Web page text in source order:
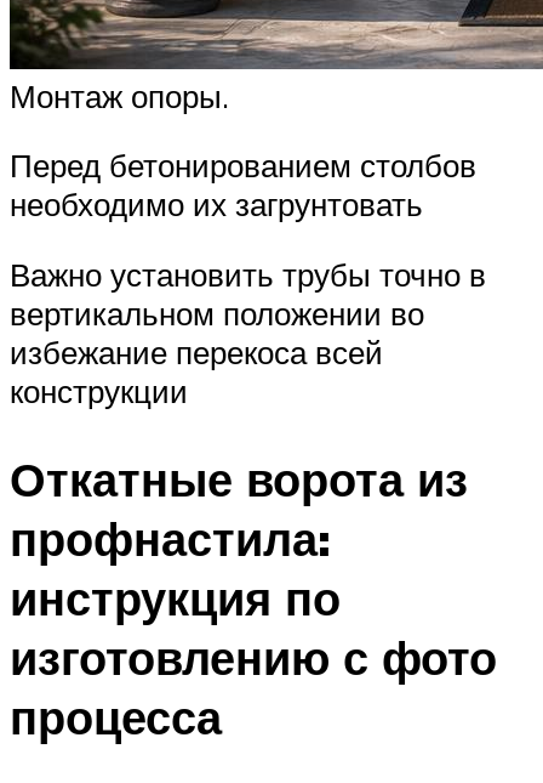
Монтаж опоры.
Перед бетонированием столбов
необходимо их загрунтовать
Важно установить трубы точно в
вертикальном положении во
избежание перекоса всей
конструкции
Откатные ворота из
профнастила:
инструкция по
изготовлению с фото
процесса